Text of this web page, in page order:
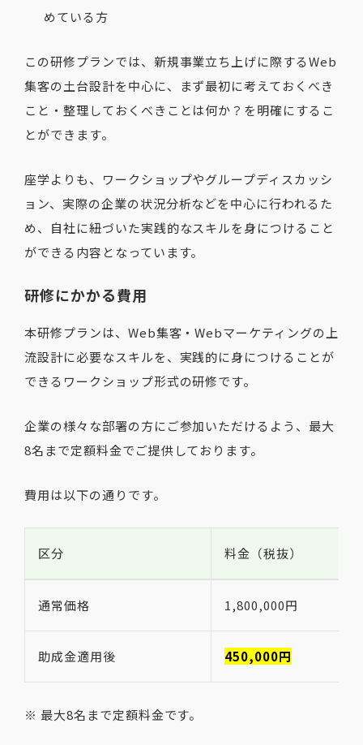
めている方
この研修プランでは、新規事業立ち上げに際するWeb
集客の土台設計を中心に、まず最初に考えておくべき
こと・整理しておくべきことは何か？を明確にするこ
とができます。
座学よりも、ワークショップやグループディスカッシ
ョン、実際の企業の状況分析などを中心に行われるた
め、自社に紐づいた実践的なスキルを身につけること
ができる内容となっています。
研修にかかる費用
本研修プランは、Web集客・Webマーケティングの上
流設計に必要なスキルを、実践的に身につけることが
できるワークショップ形式の研修です。
企業の様々な部署の方にご参加いただけるよう、最大
8名まで定額料金でご提供しております。
費用は以下の通りです。
区分 料金（税抜）
通常価格 1,800,000円
助成金適用後 450,000円
※ 最大8名まで定額料金です。